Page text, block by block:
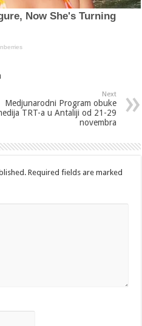
Next
Medjunarodni Program obuke
TRT-a u Antaliji od 21-29
novembra
Required fields are marked